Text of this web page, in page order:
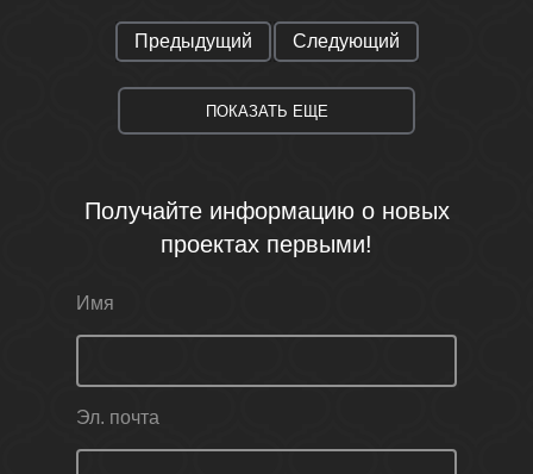
Предыдущий Следующий
ПОКАЗАТЬ ЕЩЕ
Получайте информацию о новых
проектах первыми!
Имя
Эл. почта